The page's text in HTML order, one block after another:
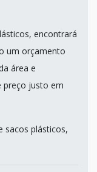
encontrará
um orçamento
área e
preço justo em
sacos plásticos,